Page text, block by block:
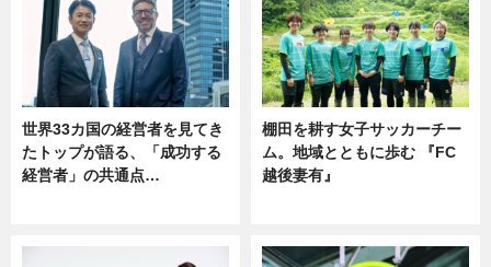
世界33カ国の経営者を見てき
たトップが語る、「成功する
経営者」の共通点…
棚田を耕す女子サッカーチー
ム。地域とともに歩む 『FC
越後妻有』